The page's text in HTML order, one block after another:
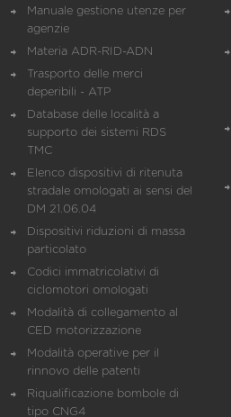
Manuale gestione utenze per
agenzie
Materia ADR-RID-ADN
Trasporto delle merci
deperibili - ATP
Database delle località a
supporto dei sistemi RDS
TMC
Elenco dispositivi di ritenuta
stradale omologati ai sensi del
DM 21.06.04
Dispositivi riduzioni di massa
particolato
Codici immatricolativi di
ciclomotori omologati
Modalità di collegamento al
CED motorizzazione
Modalità operative per il
rinnovo delle patenti
Riqualificazione bombole di
tipo CNG4